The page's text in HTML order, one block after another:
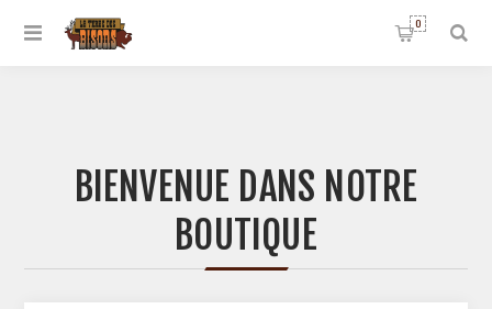
0
BIENVENUE DANS NOTRE
BOUTIQUE